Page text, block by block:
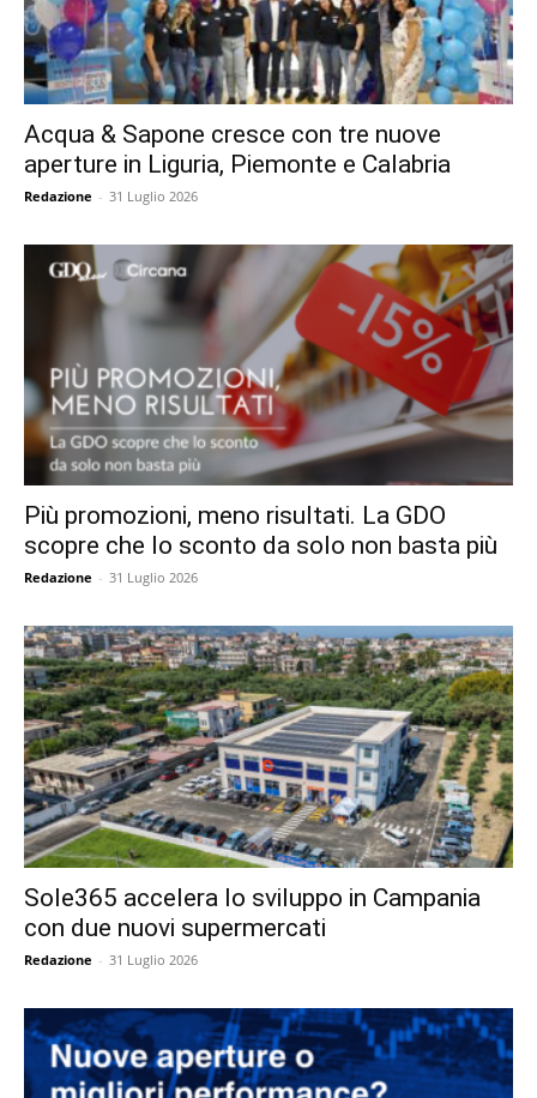
Acqua & Sapone cresce con tre nuove
aperture in Liguria, Piemonte e Calabria
Redazione - 31 Luglio 2026
Più promozioni, meno risultati. La GDO
scopre che lo sconto da solo non basta più
Redazione - 31 Luglio 2026
Sole365 accelera lo sviluppo in Campania
con due nuovi supermercati
Redazione - 31 Luglio 2026